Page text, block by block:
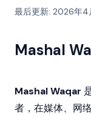
最后更新: 2026年4
Mashal
Mashal Waqar
者，在媒体、网